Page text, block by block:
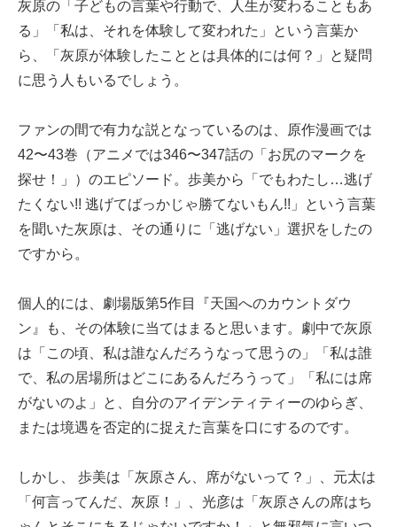
灰原の「子どもの言葉や行動で、人生が変わることもあ
る」「私は、それを体験して変われた」という言葉か
ら、「灰原が体験したこととは具体的には何？」と疑問
に思う人もいるでしょう。
ファンの間で有力な説となっているのは、原作漫画では
42〜43巻（アニメでは346〜347話の「お尻のマークを
探せ！」）のエピソード。歩美から「でもわたし…逃げ
たくない!! 逃げてばっかじゃ勝てないもん!!」という言葉
を聞いた灰原は、その通りに「逃げない」選択をしたの
ですから。
個人的には、劇場版第5作目『天国へのカウントダウ
ン』も、その体験に当てはまると思います。劇中で灰原
は「この頃、私は誰なんだろうなって思うの」「私は誰
で、私の居場所はどこにあるんだろうって」「私には席
がないのよ」と、自分のアイデンティティーのゆらぎ、
または境遇を否定的に捉えた言葉を口にするのです。
しかし、 歩美は「灰原さん、席がないって？」、元太は
「何言ってんだ、灰原！」、光彦は「灰原さんの席はち